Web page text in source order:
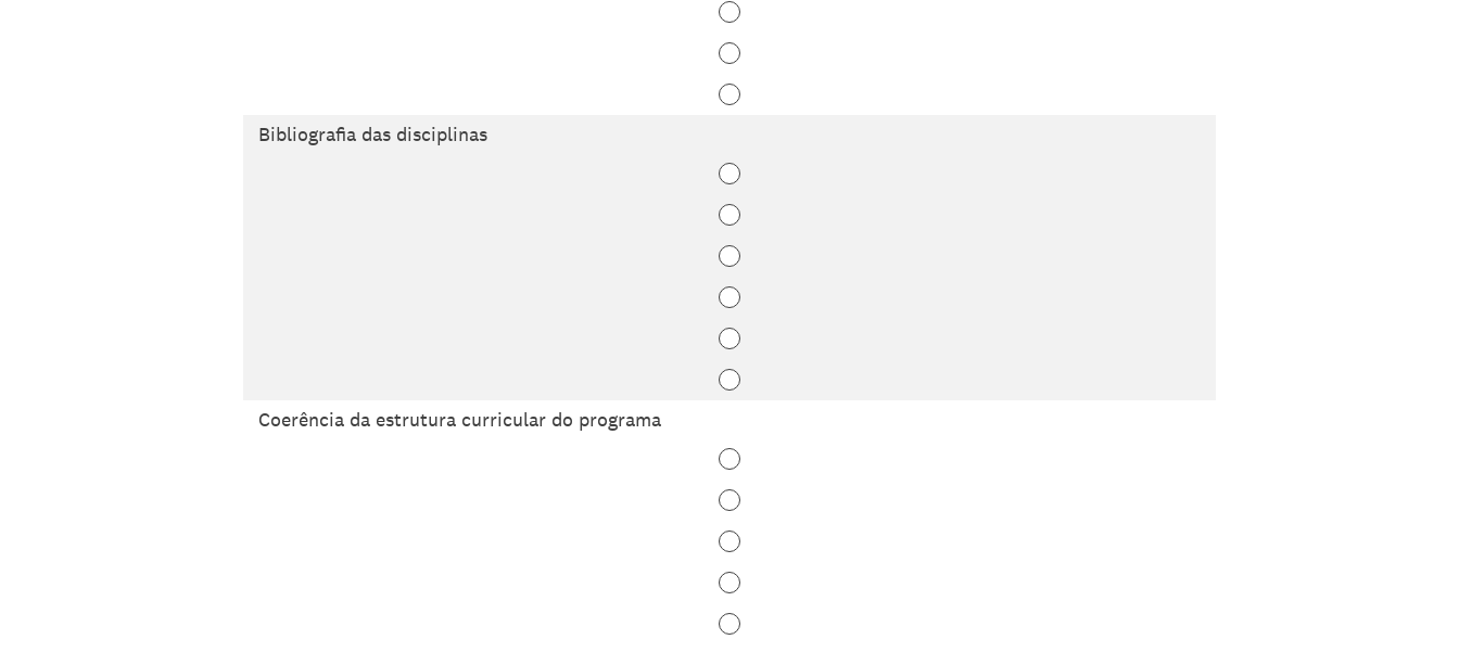
Bibliografia das disciplinas
Coerência da estrutura curricular do programa